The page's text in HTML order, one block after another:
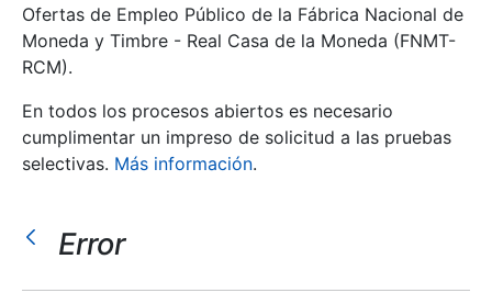
Mostrar/Ocultar
Ofertas de Empleo Público de la Fábrica Nacional de
Moneda y Timbre - Real Casa de la Moneda (FNMT-
RCM).
En todos los procesos abiertos es necesario
cumplimentar un impreso de solicitud a las pruebas
selectivas. Más información.
Error